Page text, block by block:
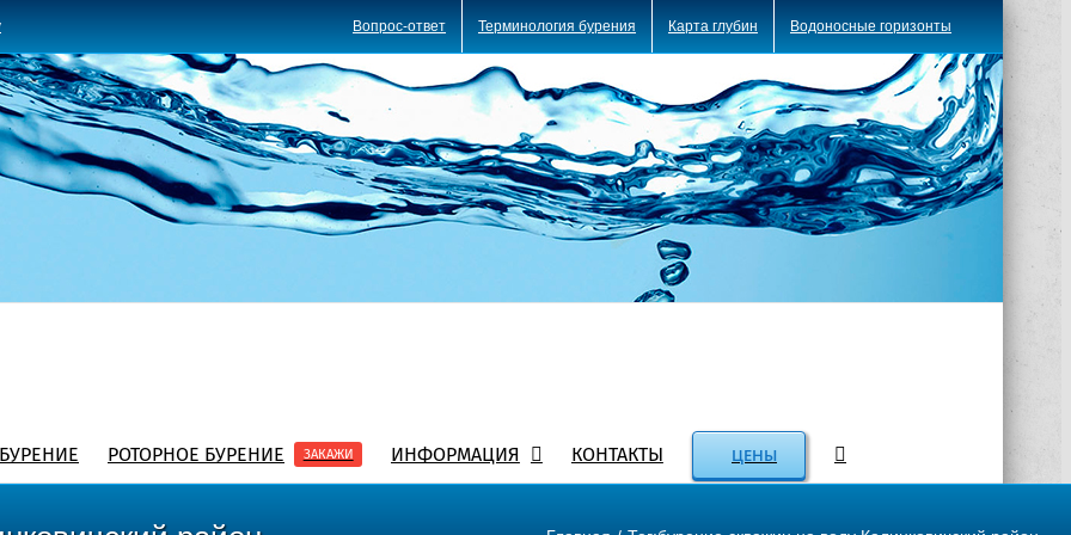
Вопрос-ответ Терминология бурения Карта глубин Водоносные горизонты
РОТОРНОЕ БУРЕНИЕ ЗАКАЖИ ИНФОРМАЦИЯ КОНТАКТЫ ЦЕНЫ